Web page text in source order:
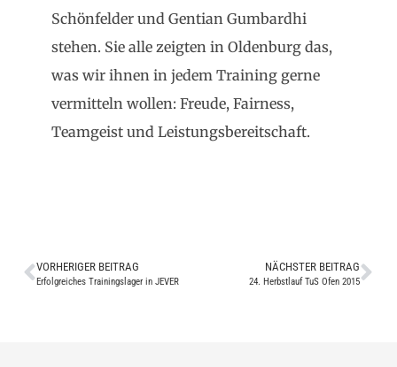
Schönfelder und Gentian Gumbardhi
stehen. Sie alle zeigten in Oldenburg das,
was wir ihnen in jedem Training gerne
vermitteln wollen: Freude, Fairness,
Teamgeist und Leistungsbereitschaft.
VORHERIGER BEITRAG
Erfolgreiches Trainingslager in JEVER
NÄCHSTER BEITRAG
24. Herbstlauf TuS Ofen 2015